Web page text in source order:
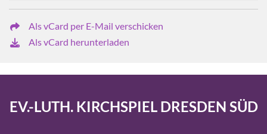
Als vCard per E-Mail verschicken
Als vCard herunterladen
EV.-LUTH. KIRCHSPIEL DRESDEN SÜD